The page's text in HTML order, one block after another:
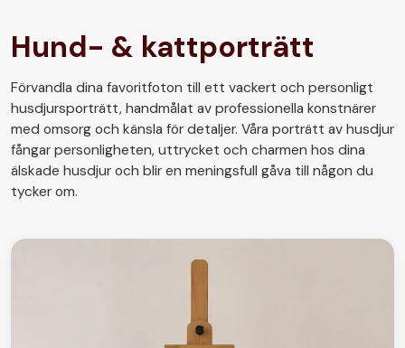
Hund- & kattporträtt
Förvandla dina favoritfoton till ett vackert och personligt
husdjursporträtt, handmålat av professionella konstnärer
med omsorg och känsla för detaljer. Våra porträtt av husdjur
fångar personligheten, uttrycket och charmen hos dina
älskade husdjur och blir en meningsfull gåva till någon du
tycker om.